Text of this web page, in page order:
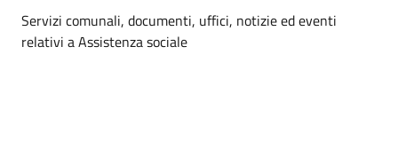
Dettagli dell'argomento
Servizi comunali, documenti, uffici, notizie ed eventi
relativi a Assistenza sociale